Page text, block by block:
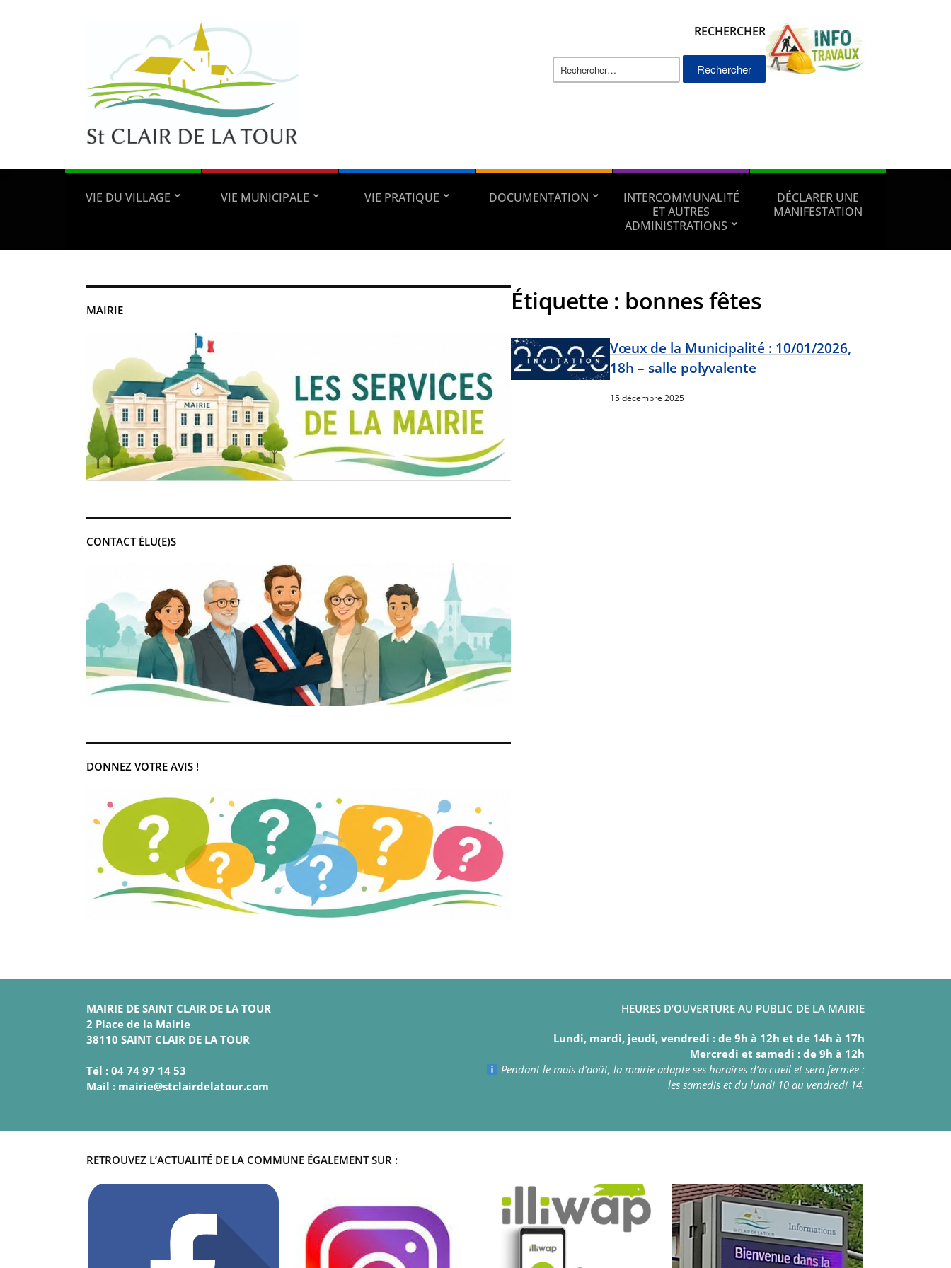
RECHERCHER
Rechercher :
VIE DU VILLAGE VIE MUNICIPALE VIE PRATIQUE DOCUMENTATION
INTERCOMMUNALITÉ
ET AUTRES
ADMINISTRATIONS
DÉCLARER UNE
MANIFESTATION
MAIRIE
CONTACT ÉLU(E)S
DONNEZ VOTRE AVIS !
Étiquette : bonnes fêtes
Vœux de la Municipalité : 10/01/2026,
18h – salle polyvalente
15 décembre 2025
MAIRIE DE SAINT CLAIR DE LA TOUR
2 Place de la Mairie
38110 SAINT CLAIR DE LA TOUR
Tél : 04 74 97 14 53
Mail : mairie@stclairdelatour.com
HEURES D’OUVERTURE AU PUBLIC DE LA MAIRIE
Lundi, mardi, jeudi, vendredi : de 9h à 12h et de 14h à 17h
Mercredi et samedi : de 9h à 12h
Pendant le mois d’août, la mairie adapte ses horaires d’accueil et sera fermée :
les samedis et du lundi 10 au vendredi 14.
RETROUVEZ L’ACTUALITÉ DE LA COMMUNE ÉGALEMENT SUR :